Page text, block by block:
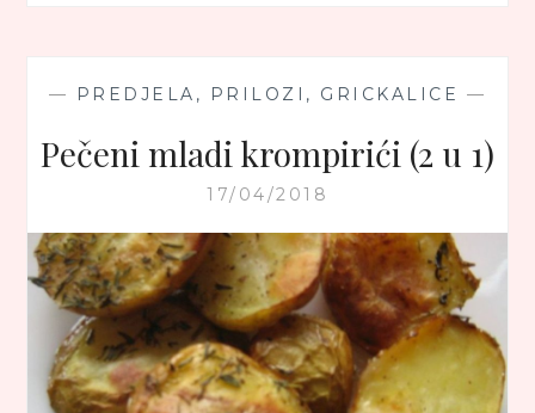
— PREDJELA, PRILOZI, GRICKALICE —
Pečeni mladi krompirići (2 u 1)
17/04/2018